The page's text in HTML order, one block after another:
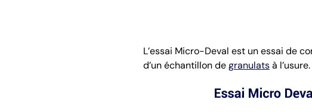
L’essai Micro-Deval est un essai de
d’un échantillon degranulatsà l’usure.